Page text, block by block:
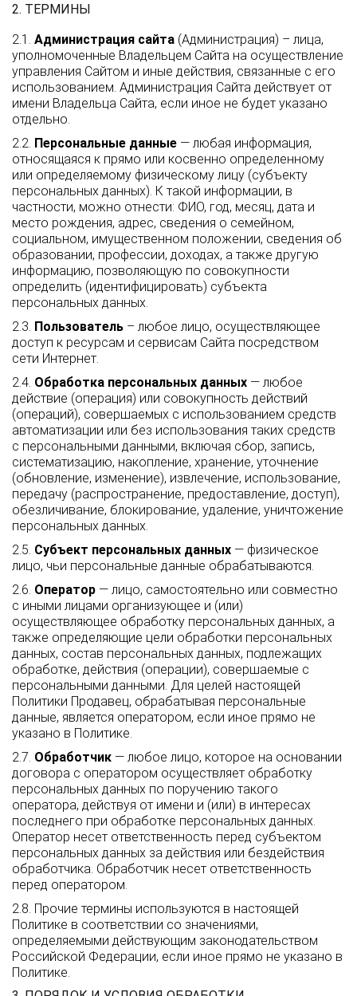
2. ТЕРМИНЫ
2.1. Администрация сайта (Администрация) – лица,
уполномоченные Владельцем Сайта на осуществление
управления Сайтом и иные действия, связанные с его
использованием. Администрация Сайта действует от
имени Владельца Сайта, если иное не будет указано
отдельно.
2.2. Персональные данные — любая информация,
относящаяся к прямо или косвенно определенному
или определяемому физическому лицу (субъекту
персональных данных). К такой информации, в
частности, можно отнести: ФИО, год, месяц, дата и
место рождения, адрес, сведения о семейном,
социальном, имущественном положении, сведения об
образовании, профессии, доходах, а также другую
информацию, позволяющую по совокупности
определить (идентифицировать) субъекта
персональных данных.
2.3. Пользователь – любое лицо, осуществляющее
доступ к ресурсам и сервисам Сайта посредством
сети Интернет.
2.4. Обработка персональных данных — любое
действие (операция) или совокупность действий
(операций), совершаемых с использованием средств
автоматизации или без использования таких средств
с персональными данными, включая сбор, запись,
систематизацию, накопление, хранение, уточнение
(обновление, изменение), извлечение, использование,
передачу (распространение, предоставление, доступ),
обезличивание, блокирование, удаление, уничтожение
персональных данных.
2.5. Субъект персональных данных — физическое
лицо, чьи персональные данные обрабатываются.
2.6. Оператор — лицо, самостоятельно или совместно
с иными лицами организующее и (или)
осуществляющее обработку персональных данных, а
также определяющие цели обработки персональных
данных, состав персональных данных, подлежащих
обработке, действия (операции), совершаемые с
персональными данными. Для целей настоящей
Политики Продавец, обрабатывая персональные
данные, является оператором, если иное прямо не
указано в Политике.
2.7. Обработчик — любое лицо, которое на основании
договора с оператором осуществляет обработку
персональных данных по поручению такого
оператора, действуя от имени и (или) в интересах
последнего при обработке персональных данных.
Оператор несет ответственность перед субъектом
персональных данных за действия или бездействия
обработчика. Обработчик несет ответственность
перед оператором.
2.8. Прочие термины используются в настоящей
Политике в соответствии со значениями,
определяемыми действующим законодательством
Российской Федерации, если иное прямо не указано в
Политике.